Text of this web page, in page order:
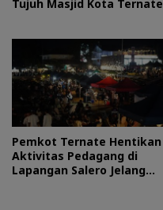
Tujuh Masjid Kota Ternate
Pemkot Ternate Hentikan
Aktivitas Pedagang di
Lapangan Salero Jelang